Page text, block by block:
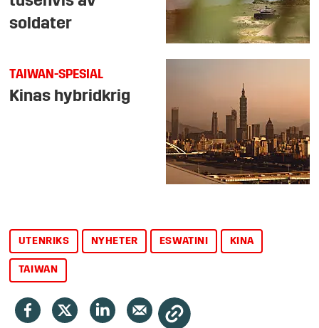
soldater
TAIWAN-SPESIAL
Kinas hybridkrig
UTENRIKS NYHETER ESWATINI KINA
TAIWAN